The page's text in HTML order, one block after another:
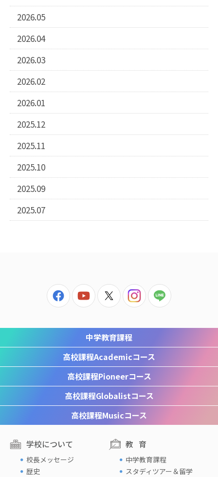
2026.05
2026.04
2026.03
2026.02
2026.01
2025.12
2025.11
2025.10
2025.09
2025.07
中学教育課程
高校課程Academicコース
高校課程Pioneerコース
高校課程Globalistコース
高校課程Musicコース
学校について
校長メッセージ
歴史
教育
中学教育課程
スタディツアー＆留学